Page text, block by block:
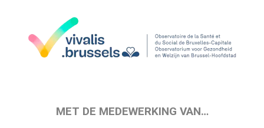
MET DE MEDEWERKING VAN…